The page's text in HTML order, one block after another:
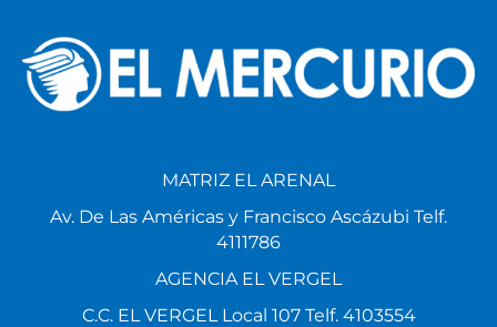
MATRIZ EL ARENAL
Av. De Las Américas y Francisco Ascázubi Telf.
4111786
AGENCIA EL VERGEL
C.C. EL VERGEL Local 107 Telf. 4103554